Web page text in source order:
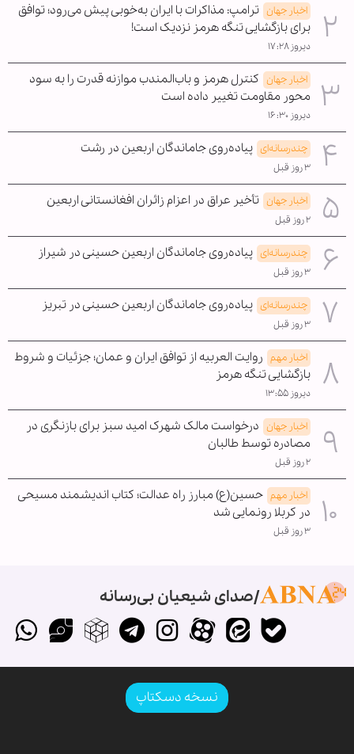
اخبار جهان ترامپ: مذاکرات با ایران به‌خوبی پیش می‌رود؛ توافق
برای بازگشایی تنگه هرمز نزدیک است!
دیروز ۱۷:۲۸
اخبار جهان کنترل هرمز و باب‌المندب موازنه قدرت را به سود
محور مقاومت تغییر داده است
دیروز ۱۶:۳۰
چندرسانه‌ای پیاده‌روی جاماندگان اربعین در رشت
۳ روز قبل
اخبار جهان تأخیر عراق در اعزام زائران افغانستانی اربعین
۲ روز قبل
چندرسانه‌ای پیاده‌روی جاماندگان اربعین حسینی در شیراز
۳ روز قبل
چندرسانه‌ای پیاده‌روی جاماندگان اربعین حسینی در تبریز
۳ روز قبل
اخبار مهم روایت العربیه از توافق ایران و عمان؛ جزئیات و شروط
بازگشایی تنگه هرمز
دیروز ۱۳:۵۵
اخبار جهان درخواست مالک شهرک امید سبز برای بازنگری در
مصادره توسط طالبان
۲ روز قبل
اخبار مهم حسین(ع) مبارز راه عدالت؛ کتاب اندیشمند مسیحی
در کربلا رونمایی شد
۳ روز قبل
صدای شیعیان بی‌رسانه
نسخه دسکتاپ